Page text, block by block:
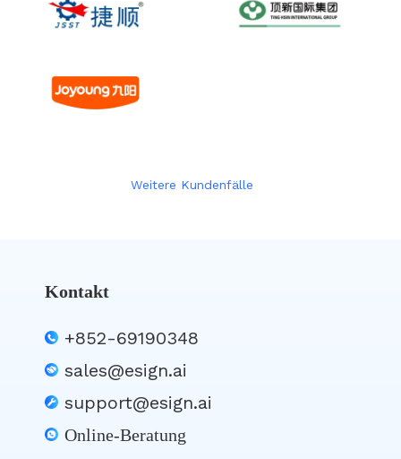
Weitere Kundenfälle
Kontakt
+852-69190348
sales@esign.ai
support@esign.ai
Online-Beratung